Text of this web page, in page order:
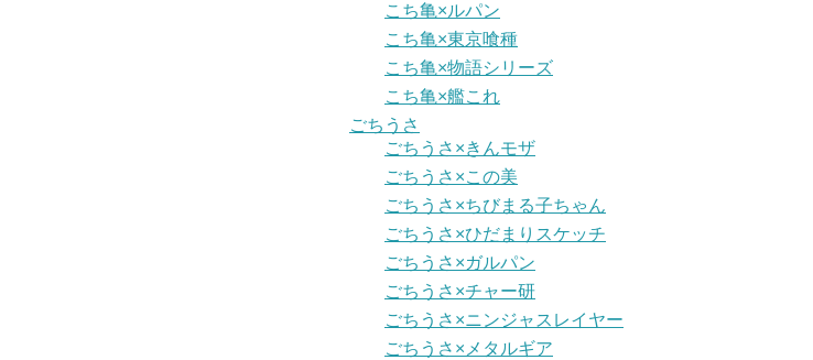
こち亀×ルパン
こち亀×東京喰種
こち亀×物語シリーズ
こち亀×艦これ
ごちうさ
ごちうさ×きんモザ
ごちうさ×この美
ごちうさ×ちびまる子ちゃん
ごちうさ×ひだまりスケッチ
ごちうさ×ガルパン
ごちうさ×チャー研
ごちうさ×ニンジャスレイヤー
ごちうさ×メタルギア